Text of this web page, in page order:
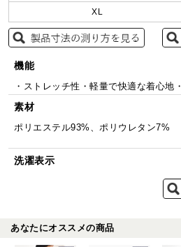
XL
機能
・ストレッチ性・軽量で快適な着心地
素材
ポリエステル93%、ポリウレタン7%
洗濯表示
あなたにオススメの商品